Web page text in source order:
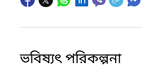
ভবিষ্যৎ পরিকল্পনা